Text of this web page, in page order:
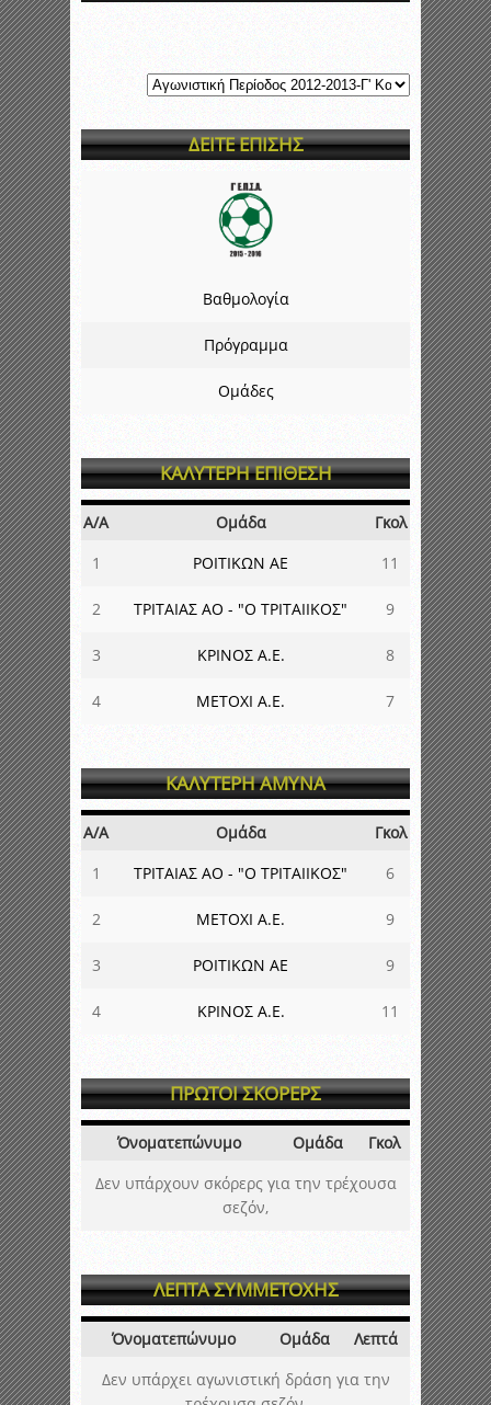
ΔΕΙΤΕ ΕΠΙΣΗΣ
Βαθμολογία
Πρόγραμμα
Ομάδες
ΚΑΛΥΤΕΡΗ ΕΠΙΘΕΣΗ
Α/Α Ομάδα
Γκολ
1
ΡΟΙΤΙΚΩΝ ΑΕ 11
2 ΤΡΙΤΑΙΑΣ ΑΟ - "Ο ΤΡΙΤΑΙΙΚΟΣ" 9
3 ΚΡΙΝΟΣ Α.Ε. 8
4 ΜΕΤΟΧΙ Α.Ε. 7
ΚΑΛΥΤΕΡΗ ΑΜΥΝΑ
Α/Α Ομάδα
Γκολ
1
ΤΡΙΤΑΙΑΣ ΑΟ - "Ο ΤΡΙΤΑΙΙΚΟΣ" 6
2 ΜΕΤΟΧΙ Α.Ε. 9
3 ΡΟΙΤΙΚΩΝ ΑΕ 9
4 ΚΡΙΝΟΣ Α.Ε. 11
ΠΡΩΤΟΙ ΣΚΟΡΕΡΣ
Όνοματεπώνυμο Ομάδα
Γκολ
Δεν υπάρχουν σκόρερς για την τρέχουσα
σεζόν,
ΛΕΠΤΑ ΣΥΜΜΕΤΟΧΗΣ
Όνοματεπώνυμο Ομάδα
Λεπτά
Δεν υπάρχει αγωνιστική δράση για την